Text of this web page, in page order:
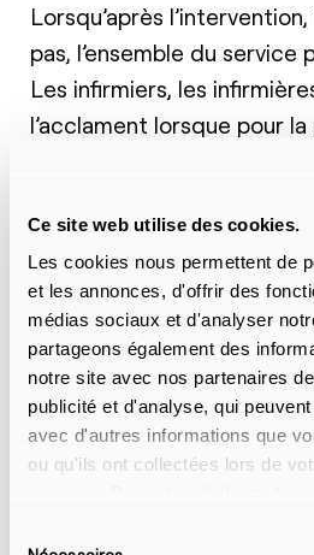
Ce site web utilise des cookies.
Les cookies nous permettent de
et les annonces, d'offrir des
médias sociaux et d'analyser
partageons également des
notre site avec nos partenaires
publicité et d'analyse, qui
avec d'autres informations que
ou qu'ils ont collectées lors de
Lorsqu’après
pas, l’ensemble du service
Les infirmiers, les
l’acclament lorsque pour
La rééducation
Après l’opération, reste
longue et dure rééducation
peine à réapprendre à
resté immobile si
des cicatrices